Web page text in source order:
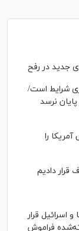
جدید در رفح
شرایط است/
نرسد
را
دادیم
اسرائیل قرار
فراموش